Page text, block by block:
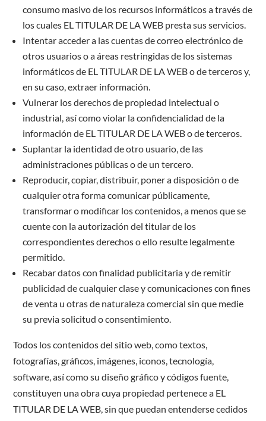
consumo masivo de los recursos informáticos a través de
los cuales EL TITULAR DE LA WEB presta sus servicios.
Intentar acceder a las cuentas de correo electrónico de
otros usuarios o a áreas restringidas de los sistemas
informáticos de EL TITULAR DE LA WEB o de terceros y,
en su caso, extraer información.
Vulnerar los derechos de propiedad intelectual o
industrial, así como violar la confidencialidad de la
información de EL TITULAR DE LA WEB o de terceros.
Suplantar la identidad de otro usuario, de las
administraciones públicas o de un tercero.
Reproducir, copiar, distribuir, poner a disposición o de
cualquier otra forma comunicar públicamente,
transformar o modificar los contenidos, a menos que se
cuente con la autorización del titular de los
correspondientes derechos o ello resulte legalmente
permitido.
Recabar datos con finalidad publicitaria y de remitir
publicidad de cualquier clase y comunicaciones con fines
de venta u otras de naturaleza comercial sin que medie
su previa solicitud o consentimiento.
Todos los contenidos del sitio web, como textos,
fotografías, gráficos, imágenes, iconos, tecnología,
software, así como su diseño gráfico y códigos fuente,
constituyen una obra cuya propiedad pertenece a EL
TITULAR DE LA WEB, sin que puedan entenderse cedidos